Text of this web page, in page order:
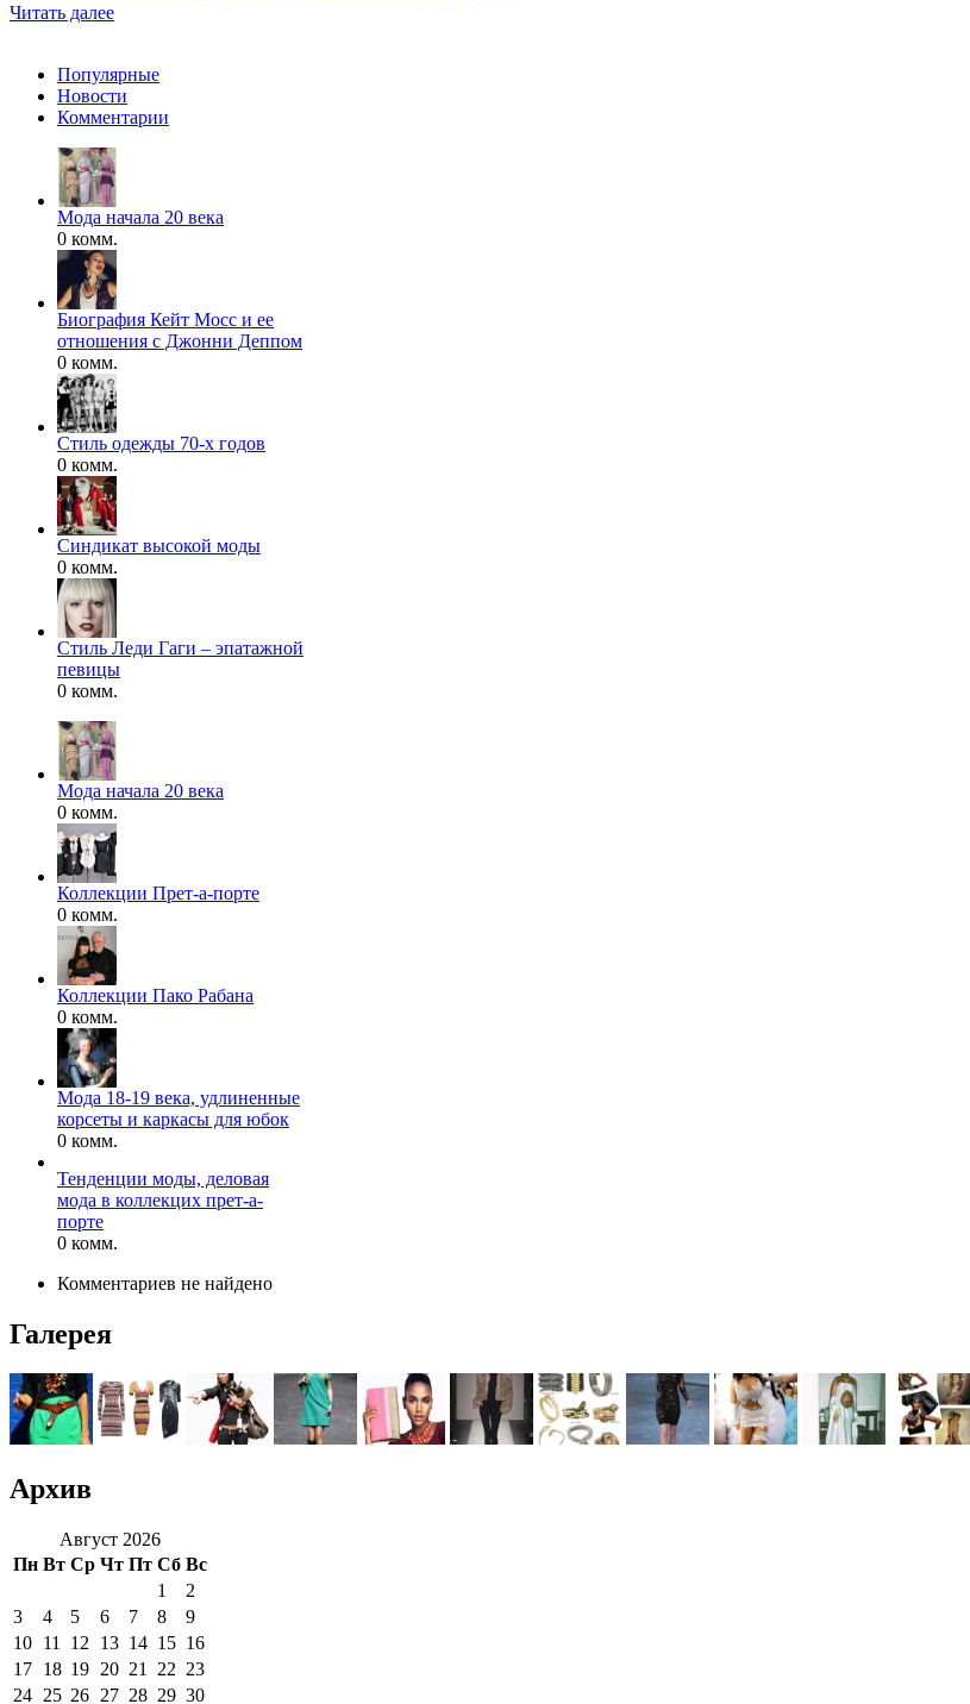
Читать далее
Популярные
Новости
Комментарии
Мода начала 20 века
0 комм.
Биография Кейт Мосс и ее
отношения с Джонни Деппом
0 комм.
Стиль одежды 70-х годов
0 комм.
Синдикат высокой моды
0 комм.
Стиль Леди Гаги – эпатажной
певицы
0 комм.
Мода начала 20 века
0 комм.
Коллекции Прет-а-порте
0 комм.
Коллекции Пако Рабана
0 комм.
Мода 18-19 века, удлиненные
корсеты и каркасы для юбок
0 комм.
Тенденции моды, деловая
мода в коллекцих прет-а-
порте
0 комм.
Комментариев не найдено
Галерея
Архив
Август 2026
Пн Вт Ср Чт Пт Сб Вс
1
2
3
4 5 6 7 8
9
10 11 12 13 14 15 16
17 18 19 20 21 22 23
24 25 26 27 28 29 30